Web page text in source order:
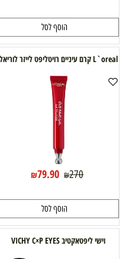
הוסף לסל
L`oreal קרם עיניים רויטליפט לייזר לוריאל
₪270
₪79.90
הוסף לסל
וישי ליפטאקטיב VICHY C×P EYES